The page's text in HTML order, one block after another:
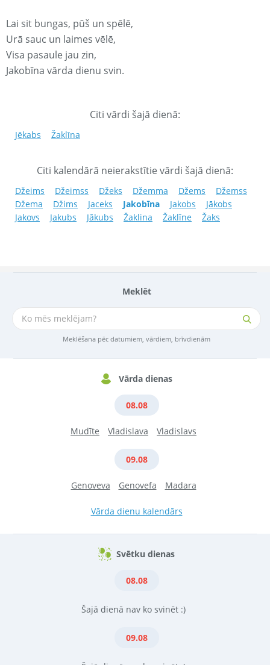
Meklēt
Meklēšana pēc datumiem, vārdiem, brīvdienām
Vārda dienas
08.08
Mudīte Vladislava Vladislavs
09.08
Genoveva Genovefa Madara
Vārda dienu kalendārs
Svētku dienas
08.08
Šajā dienā nav ko svinēt :)
09.08
Lai sit bungas, pūš un spēlē,
Urā sauc un laimes vēlē,
Visa pasaule jau zin,
Jakobīna vārda dienu svin.
Citi vārdi šajā dienā:
Jēkabs Žaklīna
Citi kalendārā neierakstītie vārdi šajā dienā:
Džeims Džeimss Džeks Džemma Džems
Džemss
Džema
Džims Jaceks Jakobīna Jakobs
Jākobs
Jakovs
Jakubs Jākubs Žaklina Žaklīne Žaks